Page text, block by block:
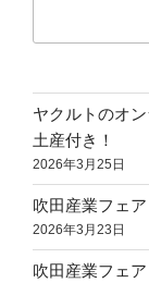
ヤクルトのオ
土産付き！
2026年3月25日
吹田産業フェ
2026年3月23日
吹田産業フェ